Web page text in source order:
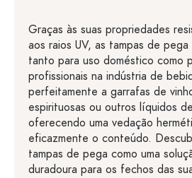
Graças às suas propriedades
aos raios UV, as tampas de
tanto para uso doméstico como
profissionais na indústria de
perfeitamente a garrafas de
espirituosas ou outros líquidos
oferecendo uma vedação
eficazmente o conteúdo.
tampas de pega como uma
duradoura para os fechos das